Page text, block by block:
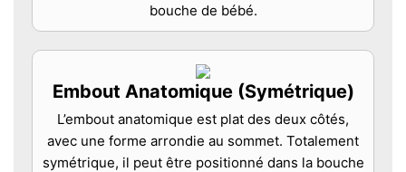
bouche de bébé.
Embout Anatomique (Symétrique)
L’embout anatomique est plat des deux côtés,
avec une forme arrondie au sommet. Totalement
symétrique, il peut être positionné dans la bouche